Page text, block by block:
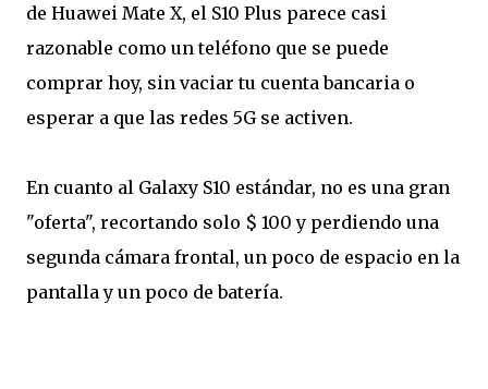
de Huawei Mate X, el S10 Plus parece casi
razonable como un teléfono que se puede
comprar hoy, sin vaciar tu cuenta bancaria o
esperar a que las redes 5G se activen.
En cuanto al Galaxy S10 estándar, no es una gran
"oferta", recortando solo $ 100 y perdiendo una
segunda cámara frontal, un poco de espacio en la
pantalla y un poco de batería.